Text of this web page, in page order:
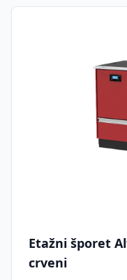
Etažni šporet
crveni